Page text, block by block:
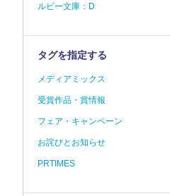
ルビー文庫：D
タグを指定する
メディアミックス
受賞作品・賞情報
フェア・キャンペーン
お詫びとお知らせ
PRTIMES